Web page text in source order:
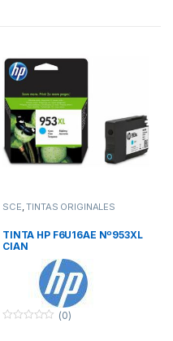
SCE,TINTAS ORIGINALES
TINTA HP F6U16AE Nº953XL
CIAN
(0)